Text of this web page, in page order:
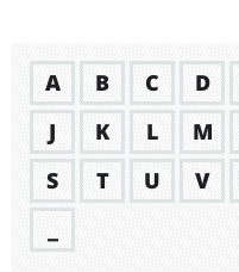
A B C D
J
K L M
S
T U V